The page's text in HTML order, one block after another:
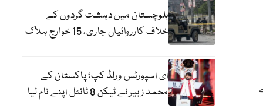
بلوچستان میں دہشت گردوں کے
خلاف کارروائیاں جاری، 15 خوارج ہلاک
ای اسپورٹس ورلڈ کپ؛ پاکستان کے
محمد زبیر نے ٹیکن 8 ٹائٹل اپنے نام لیا